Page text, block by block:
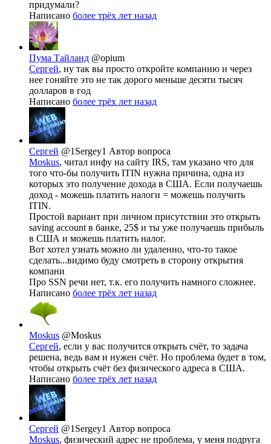
придумали?
Написано более трёх лет назад
Пума Тайланд @opium
Сергей, ну так вы просто откройте компанию и через
нее гоняйте это не так дорого меньше десяти тысяч
долларов в год
Написано более трёх лет назад
Сергей @1Sergey1 Автор вопроса
Moskus, читал инфу на сайту IRS, там указано что для
того что-бы получить ITIN нужна причина, одна из
которых это получение дохода в США. Если получаешь
доход - можешь платить налоги = можешь получить
ITIN.
Простой вариант при личном присутствии это открыть
saving account в банке, 25$ и ты уже получаешь прибыль
в США и можешь платить налог.
Вот хотел узнать можно ли удаленно, что-то такое
сделать...видимо буду смотреть в сторону открытия
компани
Про SSN речи нет, т.к. его получить намного сложнее.
Написано более трёх лет назад
Moskus @Moskus
Сергей, если у вас получится открыть счёт, то задача
решена, ведь вам и нужен счёт. Но проблема будет в том,
чтобы открыть счёт без физического адреса в США.
Написано более трёх лет назад
Сергей @1Sergey1 Автор вопроса
Moskus, физический адрес не проблема, у меня подруга